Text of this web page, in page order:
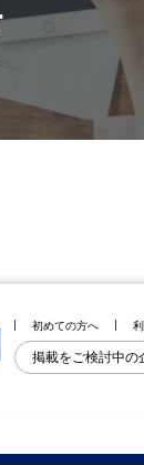
初めての方へ
掲載をご検討中の